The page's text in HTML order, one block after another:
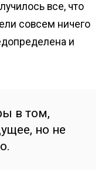
все, что
совсем ничего
и
в том,
но не